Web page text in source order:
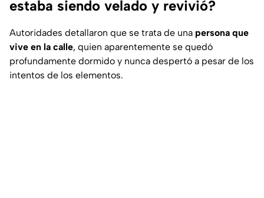
estaba siendo velado y revivió?
Autoridades detallaron que se trata de una persona que
vive en la calle, quien aparentemente se quedó
profundamente dormido y nunca despertó a pesar de los
intentos de los elementos.